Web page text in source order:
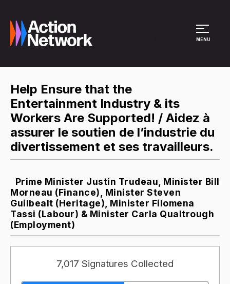
MENU
Help Ensure that the
Entertainment Industry & its
Workers Are Supported! / Aidez à
assurer le soutien de l’industrie du
divertissement et ses travailleurs.
Prime Minister Justin Trudeau, Minister Bill
Morneau (Finance), Minister Steven
Guilbealt (Heritage), Minister Filomena
Tassi (Labour) & Minister Carla Qualtrough
(Employment)
7,017 Signatures Collected